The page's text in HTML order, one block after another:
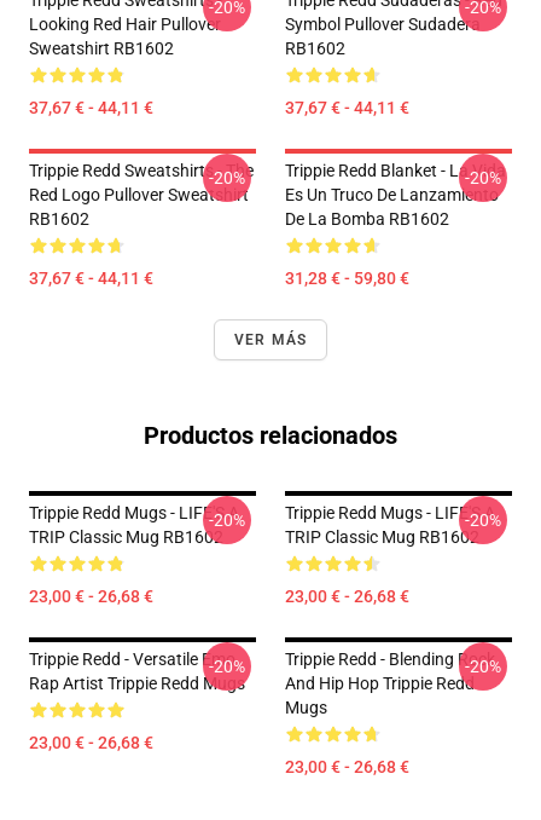
Looking Red Hair Pullover
Sweatshirt RB1602
37,67 € - 44,11 €
-20%
Symbol Pullover Sudadera
RB1602
37,67 € - 44,11 €
-20%
Trippie Redd Sweatshirts - The
Red Logo Pullover Sweatshirt
RB1602
37,67 € - 44,11 €
-20%
Trippie Redd Blanket - La Vida
Es Un Truco De Lanzamiento
De La Bomba RB1602
31,28 € - 59,80 €
-20%
VER MÁS
Productos relacionados
Trippie Redd Mugs - LIFE'S A
TRIP Classic Mug RB1602
23,00 € - 26,68 €
-20%
Trippie Redd Mugs - LIFE'S A
TRIP Classic Mug RB1602
23,00 € - 26,68 €
-20%
Trippie Redd - Versatile Emo
Rap Artist Trippie Redd Mugs
23,00 € - 26,68 €
-20%
Trippie Redd - Blending Rock
And Hip Hop Trippie Redd
Mugs
23,00 € - 26,68 €
-20%